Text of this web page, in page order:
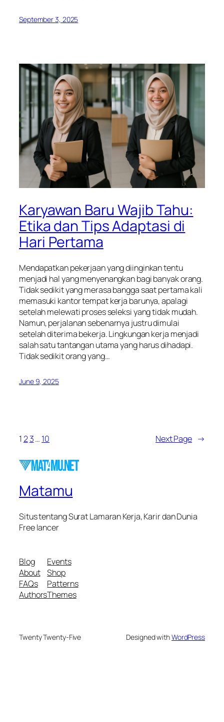
September 3, 2025
Karyawan Baru Wajib Tahu:
Etika dan Tips Adaptasi di
Hari Pertama
Mendapatkan pekerjaan yang diinginkan tentu
menjadi hal yang menyenangkan bagi banyak orang.
Tidak sedikit yang merasa bangga saat pertama kali
memasuki kantor tempat kerja barunya, apalagi
setelah melewati proses seleksi yang tidak mudah.
Namun, perjalanan sebenarnya justru dimulai
setelah diterima bekerja. Lingkungan kerja menjadi
salah satu tantangan utama yang harus dihadapi.
Tidak sedikit orang yang…
June 9, 2025
123… 10 Next Page →
Matamu
Situs tentang Surat Lamaran Kerja, Karir dan Dunia
Free lancer
Blog
About
FAQs
Authors
Events
Shop
Patterns
Themes
Twenty Twenty-Five Designed withWordPress